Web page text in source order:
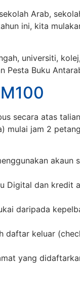
Arab,
ini, kita
universiti,
Buku
secara atas
mulai jam 2
akaun
Digital dan kredit
daripada
daftar keluar
yang